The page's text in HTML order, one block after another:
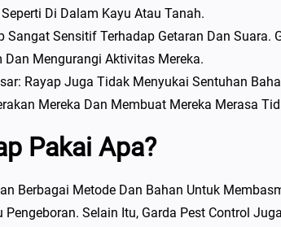
Di Dalam Kayu Atau Tanah.
Sangat Sensitif Terhadap Getaran Dan
Dan Mengurangi Aktivitas Mereka.
Rayap Juga Tidak Menyukai Sentuhan
Mereka Dan Membuat Mereka Merasa
Pakai Apa?
Berbagai Metode Dan Bahan Untuk
Selain Itu, Garda Pest Control